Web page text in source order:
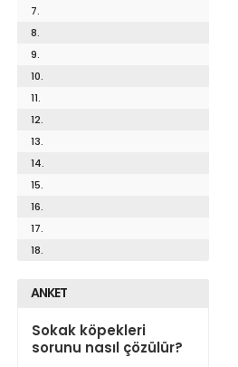
7.
8.
9.
10.
11.
12.
13.
14.
15.
16.
17.
18.
ANKET
Sokak köpekleri
sorunu nasıl çözülür?